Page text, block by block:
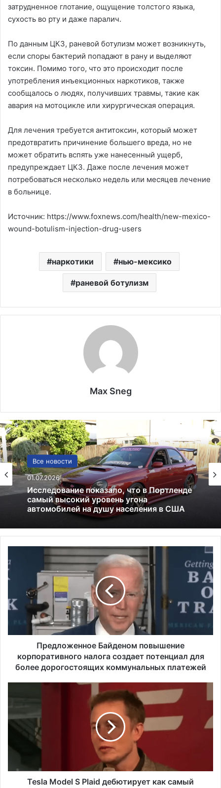
затрудненное глотание, ощущение толстого языка,
сухость во рту и даже паралич.
По данным ЦКЗ, раневой ботулизм может возникнуть,
если споры бактерий попадают в рану и выделяют
токсин. Помимо того, что это происходит после
употребления инъекционных наркотиков, также
сообщалось о людях, получивших травмы, такие как
авария на мотоцикле или хирургическая операция.
Для лечения требуется антитоксин, который может
предотвратить причинение большего вреда, но не
может обратить вспять уже нанесенный ущерб,
предупреждает ЦКЗ. Даже после лечения может
потребоваться несколько недель или месяцев лечение
в больнице.
Источник: https://www.foxnews.com/health/new-mexico-
wound-botulism-injection-drug-users
наркотики нью-мексико
раневой ботулизм
Max Sneg
Все новости
01.07.2026
Исследование показало, что в Портленде
самый высокий уровень угона
автомобилей на душу населения в США
Лекарства и аптеки
05.05.2026
Глицин — это фейк или реальное
средство
р
е
д
о
н
д
е
м
Предложенное Байденом повышение
корпоративного налога создает потенциал для
более дорогостоящих коммунальных платежей
l
e
Tesla Model S Plaid дебютирует как самый